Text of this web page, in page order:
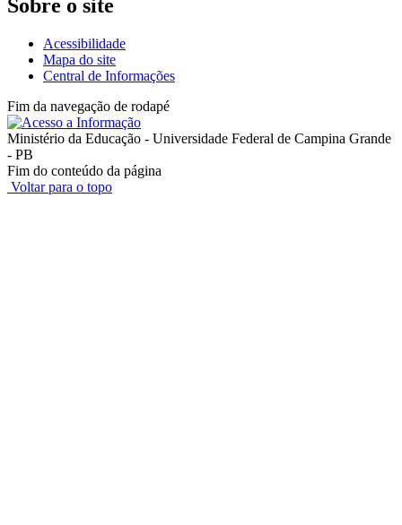
Sobre o site
Acessibilidade
Mapa do site
Central de Informações
Fim da navegação de rodapé
Ministério da Educação - Universidade Federal de Campina Grande
- PB
Fim do conteúdo da página
Voltar para o topo